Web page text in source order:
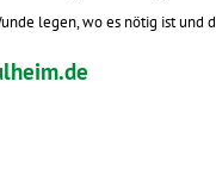
legen, wo es nötig ist